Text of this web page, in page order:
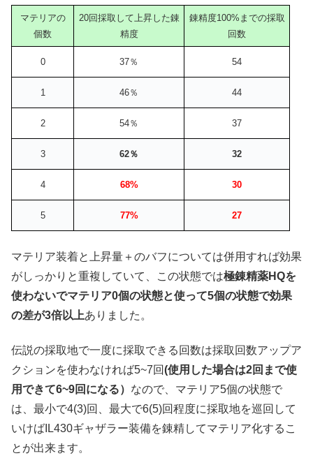
マテリアの
個数
20回採取して上昇した錬
精度
錬精度100%までの採取
回数
0 37％ 54
1 46％ 44
2 54％ 37
3 62％ 32
4 68% 30
5 77% 27
マテリア装着と上昇量＋のバフについては併用すれば効果
がしっかりと重複していて、この状態では極錬精薬HQを
使わないでマテリア0個の状態と使って5個の状態で効果
の差が3倍以上ありました。
伝説の採取地で一度に採取できる回数は採取回数アップア
クションを使わなければ5~7回(使用した場合は2回まで使
用できて6~9回になる） なので、マテリア5個の状態で
は、最小で4(3)回、最大で6(5)回程度に採取地を巡回して
いけばIL430ギャザラー装備を錬精してマテリア化するこ
とが出来ます。